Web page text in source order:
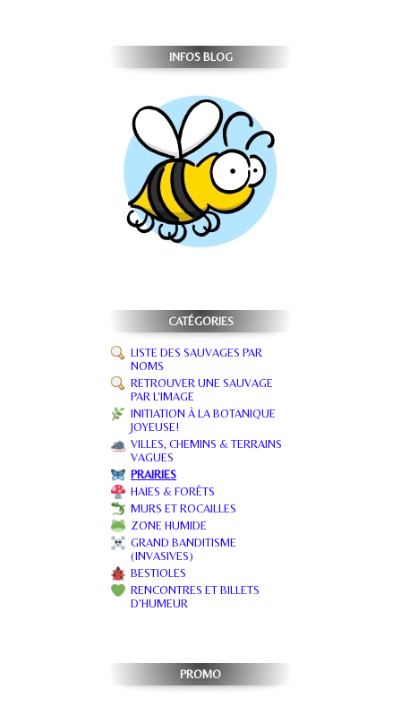
INFOS BLOG
CATÉGORIES
LISTE DES SAUVAGES PAR
NOMS
RETROUVER UNE SAUVAGE
PAR L'IMAGE
INITIATION À LA BOTANIQUE
JOYEUSE!
VILLES, CHEMINS & TERRAINS
VAGUES
PRAIRIES
HAIES & FORÊTS
MURS ET ROCAILLES
ZONE HUMIDE
GRAND BANDITISME
(INVASIVES)
BESTIOLES
RENCONTRES ET BILLETS
D'HUMEUR
PROMO